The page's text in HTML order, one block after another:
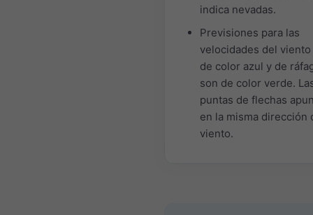
indica nevadas.
Previsiones para las
velocidades del
de color azul y de
son de color verde.
puntas de flechas
en la misma dirección
viento.